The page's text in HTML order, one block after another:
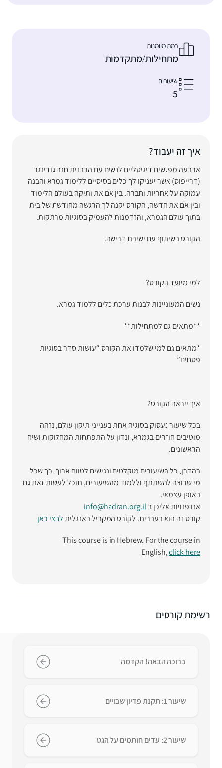
רמת מיומנות
מתחילות/מתקדמות
שיעורים
5
איך זה יעבוד?
ארבעה מפגשים דיגיטליים לנשים עם הרבנית חנה גודינגר
(דרייפוס) אשר יעניקו לך כלים בסיסיים ללימוד גמרא והבנה
עמוקה על אחריות וחברה. בין אם את ותיקה בעולם הלימוד
ובין אם את חדשה, הקורס יקנה לך הרגשה מחודשת של בית
בתוך עולם הגמרא, והזדמנות להעמיק בסוגיות מרתקות.
הקורס בשיתוף עם ישיבת דרישה.
למי מיועד הקורס?
נשים המעוניינות לבנות ערכת כלים ללמוד גמרא.
**מתאים גם למתחילות**
*מתאים גם למי שלמדו את הקורס “עושות סדר בסוגיות
פסחים”
איך ייראה הקורס?
בכל שיעור נעסוק בסוגיה אחת בענייני תיקון עולם, נזהה
מוטיבים חוזרים בגמרא, ונדון על התפתחות המחלוקות ושיח
הראשונים.
בהדרן, כל השיעורים מוקלטים ונגישים לטווח ארוך. כך שכל
מי שרוצה להשתתף וללמוד מהשיעורים, תוכל לעשות זאת גם
באופן עצמאי.
אנו פנויות אליכן בinfo@hadran.org.il
קורס זה הוא בעברית. לקורס המקביל באנגליתלחצי כאן
This course is in Hebrew. For the course in
English,click here
רשימת קורסים
ברוכה הבאה! הקדמה
שיעור 1: תקנת פדיון שבויים
שיעור 2: עדים חותמים על הגט